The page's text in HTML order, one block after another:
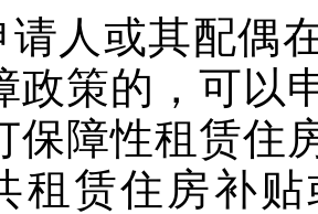
请人或其配偶
政策的，可以
保障性租赁住
租赁住房补